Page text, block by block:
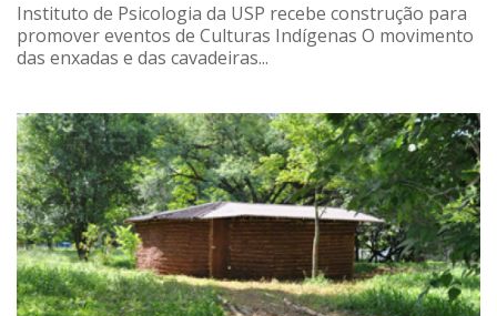
Instituto de Psicologia da USP recebe construção para
promover eventos de Culturas Indígenas O movimento
das enxadas e das cavadeiras...